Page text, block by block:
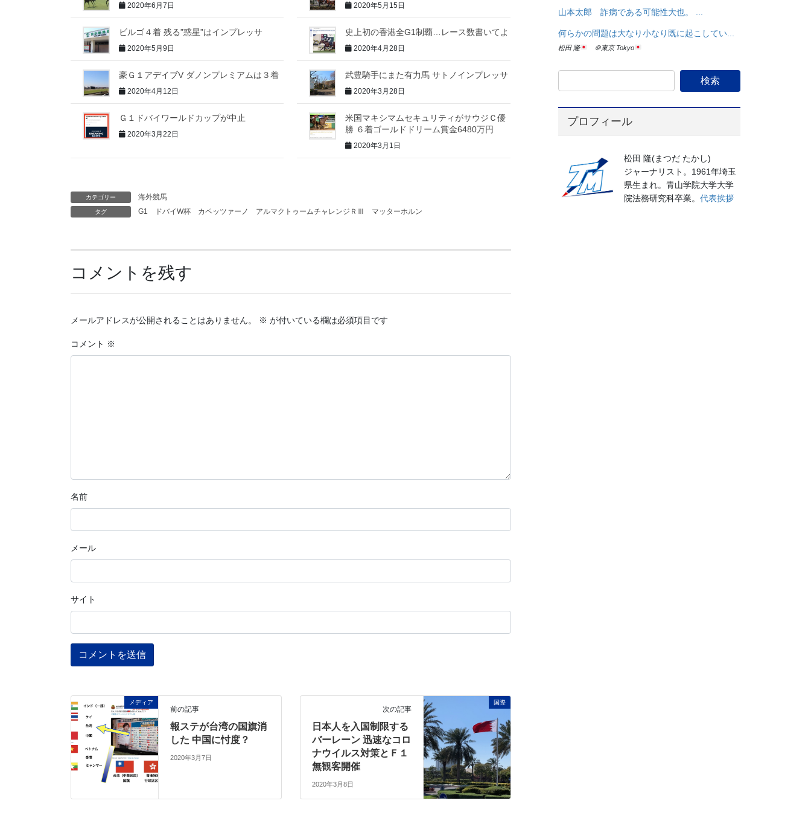
2020年6月7日 2020年5月15日
ビルゴ４着 残る”惑星”はインプレッサ
2020年5月9日
史上初の香港全G1制覇…レース数書いてよ
2020年4月28日
豪Ｇ１アデイブV ダノンプレミアムは３着
2020年4月12日
武豊騎手にまた有力馬 サトノインプレッサ
2020年3月28日
Ｇ１ドバイワールドカップが中止
2020年3月22日
米国マキシマムセキュリティがサウジＣ優
勝 ６着ゴールドドリーム賞金6480万円
2020年3月1日
カテゴリー 海外競馬
タグ G1 ドバイW杯 カペッツァーノ アルマクトゥームチャレンジＲⅢ マッターホルン
コメントを残す
メールアドレスが公開されることはありません。 ※ が付いている欄は必須項目です
コメント ※
名前
メール
サイト
メディア
前の記事
報ステが台湾の国旗消
した 中国に忖度？
2020年3月7日
国際
次の記事
日本人を入国制限する
バーレーン 迅速なコロ
ナウイルス対策とＦ１
無観客開催
2020年3月8日
山本太郎 詐病である可能性大也。 ...
何らかの問題は大なり小なり既に起こしてい...
松田 隆 ＠東京 Tokyo
プロフィール
松田 隆(まつだ たかし)
ジャーナリスト。1961年埼玉
県生まれ。青山学院大学大学
院法務研究科卒業。代表挨拶